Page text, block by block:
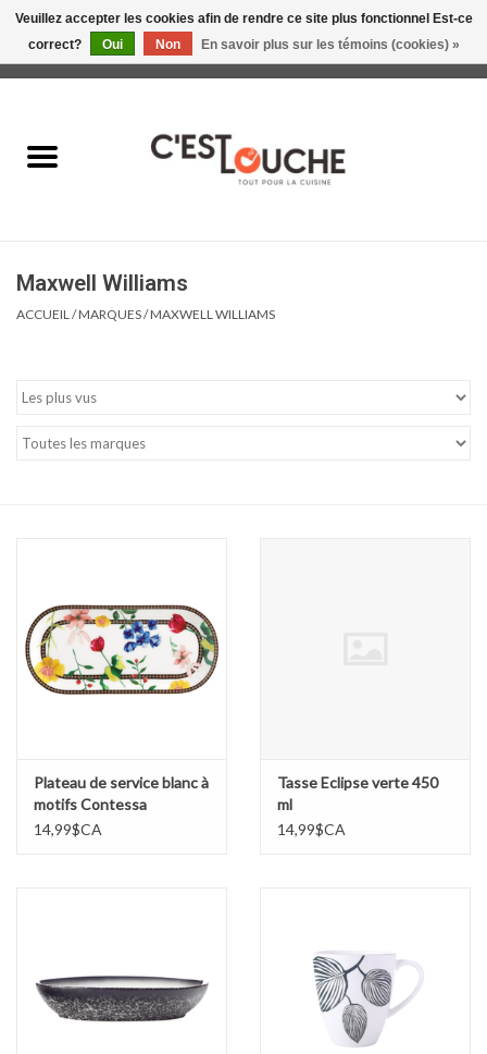
Table & Présentation
Boire
Maison
Gift cards
Récompenses
Maxwell Williams
ACCUEIL /MARQUES/MAXWELL WILLIAMS
Plateau de service blanc à
motifs Contessa
14,99$CA
Tasse Eclipse verte 450
ml
14,99$CA
Veuillez accepter les cookies afin de rendre ce site plus fonctionnel Est-ce
correct?
Oui Non En savoir plus sur les témoins (cookies) »